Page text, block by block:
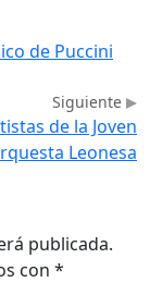
de Puccini
Siguiente
de la Joven
Leonesa
publicada.
con *